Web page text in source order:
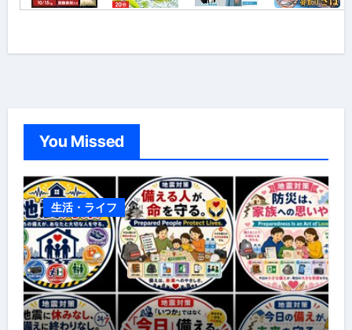
You Missed
生活・ライフ